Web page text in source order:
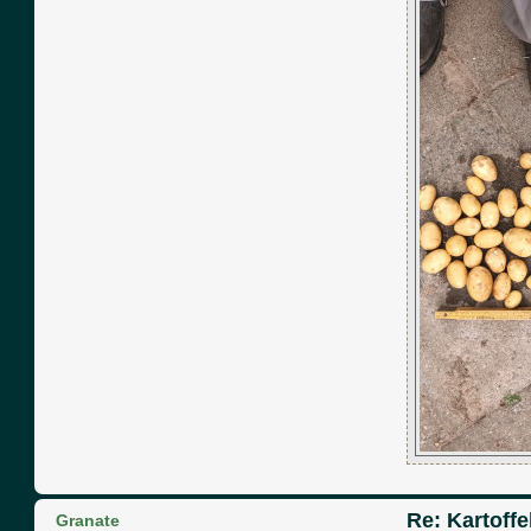
Granate Re: